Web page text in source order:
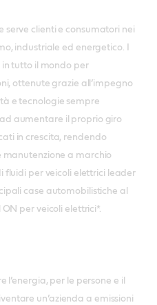
clienti e consumatori nei
industriale ed energetico. I
tutto il mondo per
ottenute grazie all’impegno
e tecnologie sempre
aumentare il proprio giro
in crescita, rendendo
manutenzione a marchio
fluidi per veicoli elettrici leader
case automobilistiche al
per veicoli elettrici*.
l’energia, per le persone e il
un’azienda a emissioni